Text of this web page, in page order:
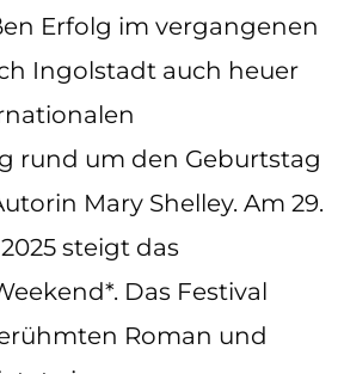
Erfolg im vergangenen
Ingolstadt auch heuer
rund um den Geburtstag
Mary Shelley. Am 29.
steigt das
Das Festival
Roman und